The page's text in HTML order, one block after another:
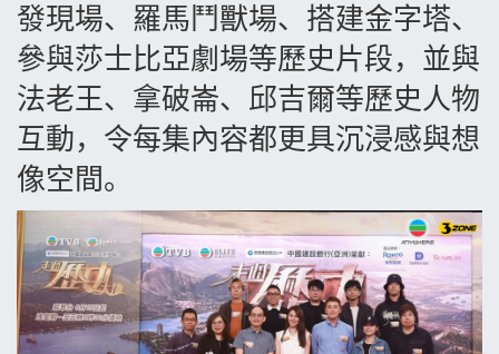
發現場、羅馬鬥獸場、搭建金字塔、
參與莎士比亞劇場等歷史片段，並與
法老王、拿破崙、邱吉爾等歷史人物
互動，令每集內容都更具沉浸感與想
像空間。